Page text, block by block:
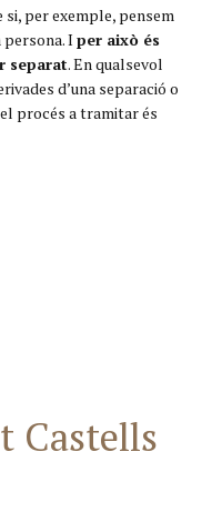
si, per exemple, pensem
I per això és
separat. En qualsevol
d’una separació o
procés a tramitar és
Castells